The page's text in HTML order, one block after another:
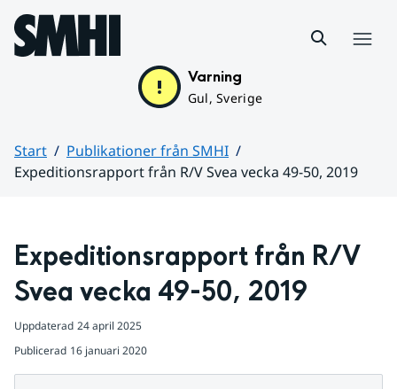
Hoppa till sidans innehåll
Varning
Gul, Sverige
Start
Publikationer från SMHI
Expeditionsrapport från R/V Svea vecka 49-50, 2019
Expeditionsrapport från R/V
Svea vecka 49-50, 2019
Uppdaterad 24 april 2025
Publicerad 16 januari 2020